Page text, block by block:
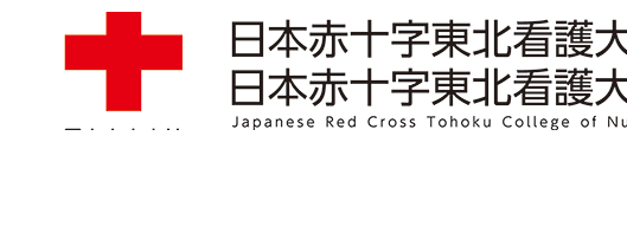
学校法人 日本赤十字学園 日本赤十字東北看護大学・日本赤十